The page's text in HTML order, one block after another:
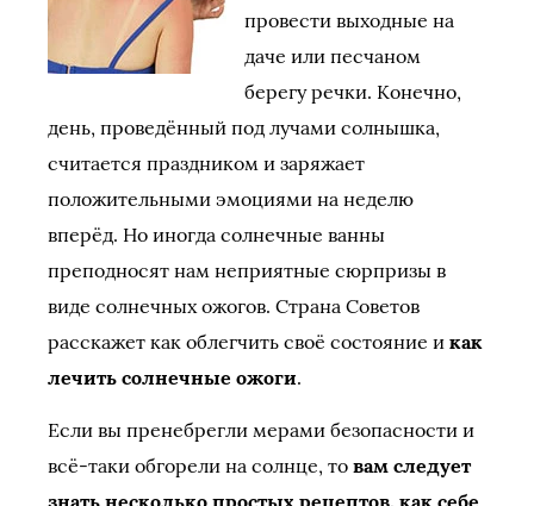
провести выходные на
даче или песчаном
берегу речки. Конечно,
день, проведённый под лучами солнышка,
считается праздником и заряжает
положительными эмоциями на неделю
вперёд. Но иногда солнечные ванны
преподносят нам неприятные сюрпризы в
виде солнечных ожогов. Страна Советов
расскажет как облегчить своё состояние и как
лечить солнечные ожоги.
Если вы пренебрегли мерами безопасности и
всё-таки обгорели на солнце, то вам следует
знать несколько простых рецептов, как себе